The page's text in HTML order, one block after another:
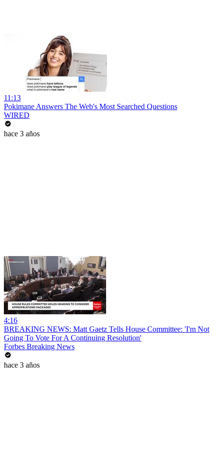
11:13
Pokimane Answers The Web's Most Searched Questions
WIRED
hace 3 años
4:16
BREAKING NEWS: Matt Gaetz Tells House Committee: 'I'm Not
Going To Vote For A Continuing Resolution'
Forbes Breaking News
hace 3 años